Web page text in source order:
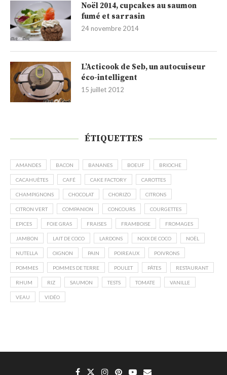
Noël 2014, cupcakes au saumon
fumé et sarrasin
24 novembre 2014
L’Acticook de Seb, un autocuiseur
éco-intelligent
15 juillet 2012
ÉTIQUETTES
AMANDES BACON BANANES BOEUF BRIOCHE
CACAHUÈTES CAFÉ CAKE FACTORY CAROTTES
CHAMPIGNONS CHOCOLAT CHORIZO CITRONS
CITRON VERT COMPANION CONCOURS COURGETTES
EPICES FOIE GRAS FRAISES FRAMBOISE FROMAGES
JAMBON LAIT DE COCO LARDONS NOIX DE COCO NOËL
NUTELLA OIGNON PAIN POIREAUX POIVRONS
POMMES POMMES DE TERRE POULET PÂTES RESTAURANT
RHUM RIZ SAUMON TESTS TOMATE VANILLE
VEAU VIDÉO